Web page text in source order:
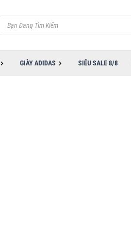
Tìm
kiếm
sản
GIÀY ADIDAS SIÊU SALE 8/8